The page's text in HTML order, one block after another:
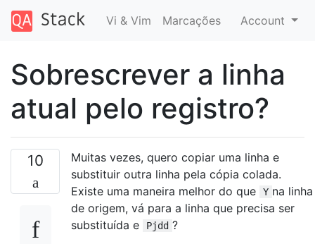
Vi & Vim Marcações Account
Sobrescrever a linha
atual pelo registro?
10
Muitas vezes, quero copiar uma linha e
substituir outra linha pela cópia colada.
Existe uma maneira melhor do que
Y na linha
de origem, vá para a linha que precisa ser
substituída e
Pjdd ?